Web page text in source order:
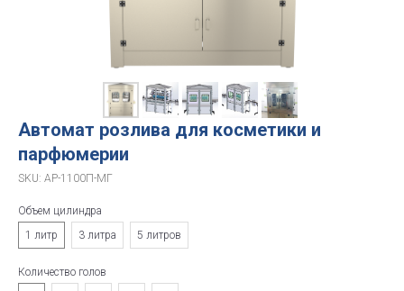
Автомат розлива для косметики и
парфюмерии
SKU: АР-1100П-МГ
Объем цилиндра
1 литр
3 литра 5 литров
Количество голов